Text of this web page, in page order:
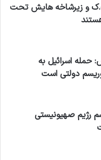
و زیرشاخه هایش تحت
حمله اسرائیل به
دولتی است
رژیم صهیونیستی